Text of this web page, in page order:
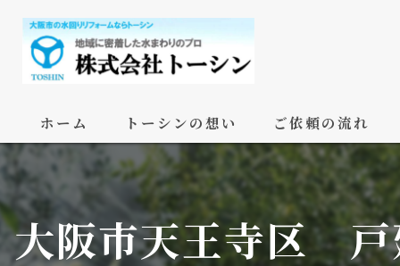
ホーム トーシンの想い ご依頼の流れ
大阪市天王寺区 戸